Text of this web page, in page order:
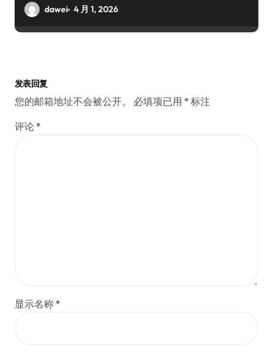
dawei 4 月 1, 2026
发表回复
您的邮箱地址不会被公开。 必填项已用 * 标注
评论 *
显示名称 *